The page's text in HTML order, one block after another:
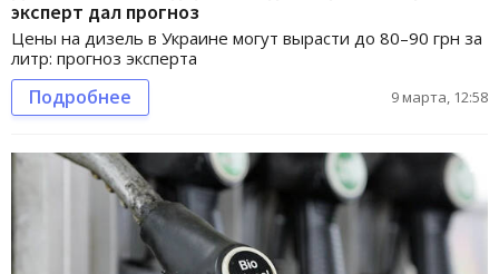
эксперт дал прогноз
Цены на дизель в Украине могут вырасти до 80–90 грн за
литр: прогноз эксперта
Подробнее 9 марта, 12:58